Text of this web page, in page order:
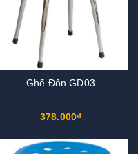
Ghế Đôn GD03
378.000₫